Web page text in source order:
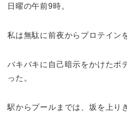
日曜の午前9時。
私は無駄に前夜からプロテイン
バキバキに自己暗示をかけたボ
った。
駅からプールまでは、坂を上り